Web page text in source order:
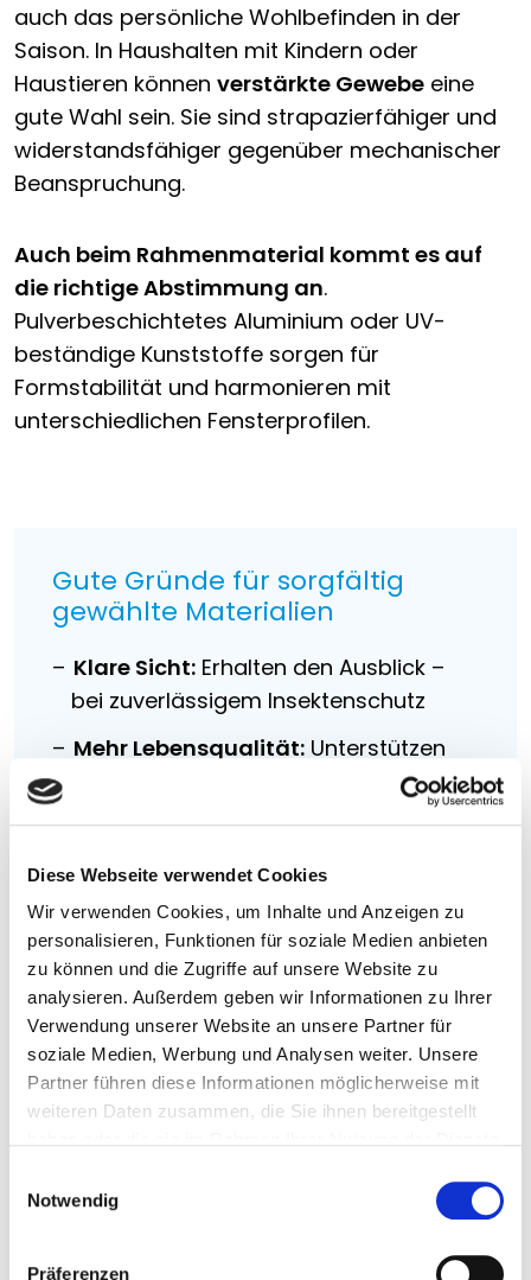
Diese Webseite verwendet Cookies
Wir verwenden Cookies, um Inhalte und Anzeigen zu
personalisieren, Funktionen für soziale Medien anbieten
zu können und die Zugriffe auf unsere Website zu
analysieren. Außerdem geben wir Informationen zu Ihrer
Verwendung unserer Website an unsere Partner für
soziale Medien, Werbung und Analysen weiter. Unsere
Partner führen diese Informationen möglicherweise mit
weiteren Daten zusammen, die Sie ihnen bereitgestellt
Notwendig
Präferenzen
auch das persönliche Wohlbefinden in der
Saison. In Haushalten mit Kindern oder
Haustieren können verstärkte Gewebe eine
gute Wahl sein. Sie sind strapazierfähiger und
widerstandsfähiger gegenüber mechanischer
Beanspruchung.
Auch beim Rahmenmaterial kommt es auf
die richtige Abstimmung an.
Pulverbeschichtetes Aluminium oder UV-
beständige Kunststoffe sorgen für
Formstabilität und harmonieren mit
unterschiedlichen Fensterprofilen.
Gute Gründe für sorgfältig
gewählte Materialien
Klare Sicht: Erhalten den Ausblick –
bei zuverlässigem Insektenschutz
Mehr Lebensqualität: Unterstützen
Robust im Alltag:Halten
stand, etwa durch Tiere oder Kinder
Langlebige Optik:Bleiben farbstabil
und formtreu, auch bei Sonnenlicht
und Temperaturwechsel
Passende Kombination:Lassen sich
mit unterschiedlichen Rahmentypen